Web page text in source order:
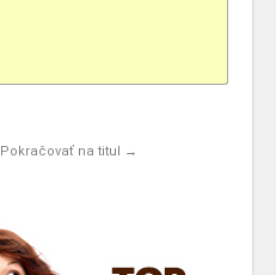
Pokračovať na titul →